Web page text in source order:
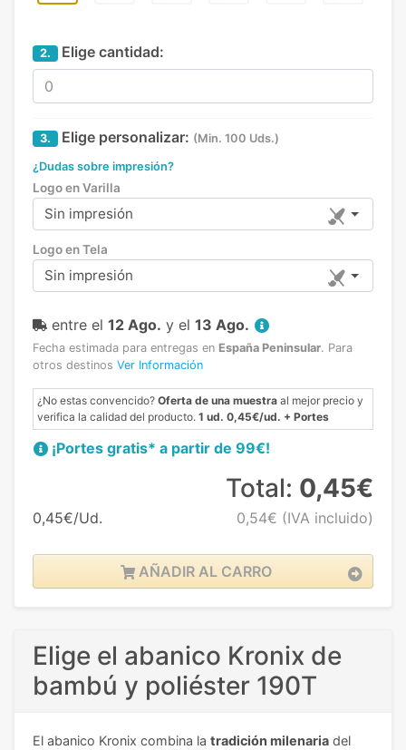
2. Elige cantidad:
3. Elige personalizar: (Min. 100 Uds.)
¿Dudas sobre impresión?
Logo en Varilla
Sin impresión
Logo en Tela
Sin impresión
entre el 12 Ago. y el 13 Ago.
Fecha estimada para entregas en España Peninsular. Para
otros destinos Ver Información
¿No estas convencido? Oferta de una muestra al mejor precio y
verifica la calidad del producto. 1 ud. 0,45€/ud. + Portes
¡Portes gratis* a partir de 99€!
0,45€/Ud.
Total: 0,45€
0,54€ (IVA incluido)
AÑADIR AL CARRO
Elige el abanico Kronix de
bambú y poliéster 190T
El abanico Kronix combina la tradición milenaria del